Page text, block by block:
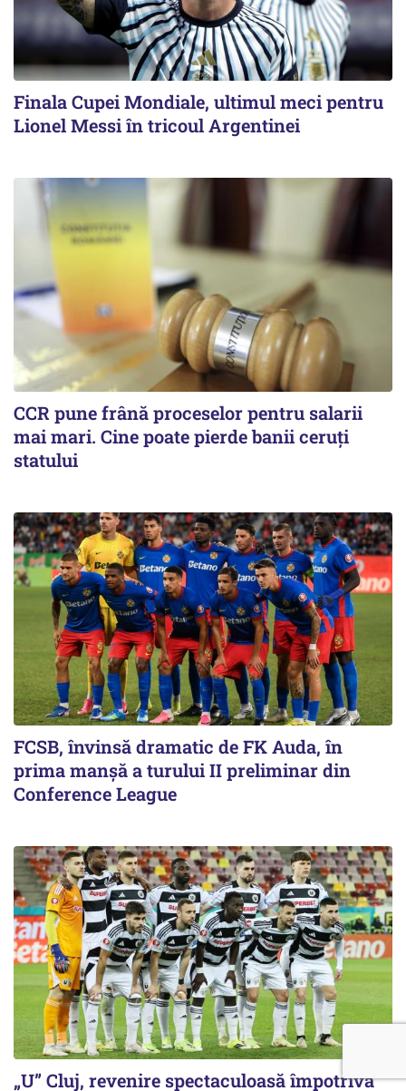
Finala Cupei Mondiale, ultimul meci pentru
Lionel Messi în tricoul Argentinei
CCR pune frână proceselor pentru salarii
mai mari. Cine poate pierde banii ceruți
statului
FCSB, învinsă dramatic de FK Auda, în
prima manșă a turului II preliminar din
Conference League
„U” Cluj, revenire spectaculoasă împotriva